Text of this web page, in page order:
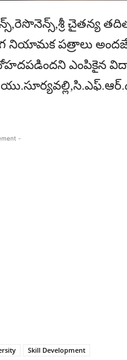
చైతన్య
నియామక పత్రాలు
ఎంపికైన
-
Skill Development